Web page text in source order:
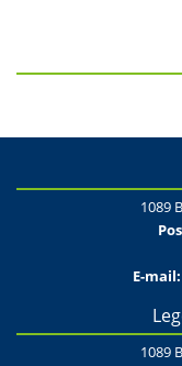
1089
E-mail:
1089